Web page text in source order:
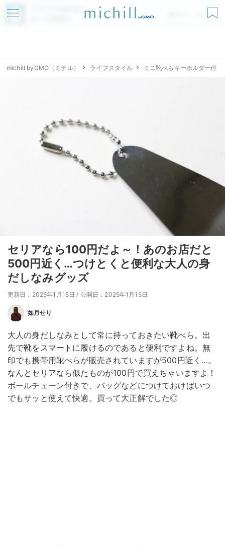
アプリでmichillが
無料ダウンロード
michill byGMO（ミチル） ライフスタイル ミニ靴べらキーホルダー付
セリアなら100円だよ～！あのお店だと
500円近く…つけとくと便利な大人の身
だしなみグッズ
更新日：2025年1月15日 / 公開日：2025年1月15日
如月せり
大人の身だしなみとして常に持っておきたい靴べら。出
先で靴をスマートに履けるのであると便利ですよね。無
印でも携帯用靴べらが販売されていますが500円近く…。
なんとセリアなら似たものが100円で買えちゃいますよ！
ボールチェーン付きで、バッグなどにつけておけばいつ
でもサッと使えて快適。買って大正解でした◎